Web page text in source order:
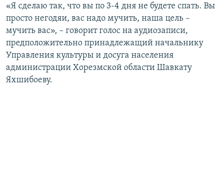
«Я сделаю так, что вы по 3-4 дня не будете спать. Вы
просто негодяи, вас надо мучить, наша цель –
мучить вас», – говорит голос на аудиозаписи,
предположительно принадлежащий начальнику
Управления культуры и досуга населения
администрации Хорезмской области Шавкату
Яхшибоеву.